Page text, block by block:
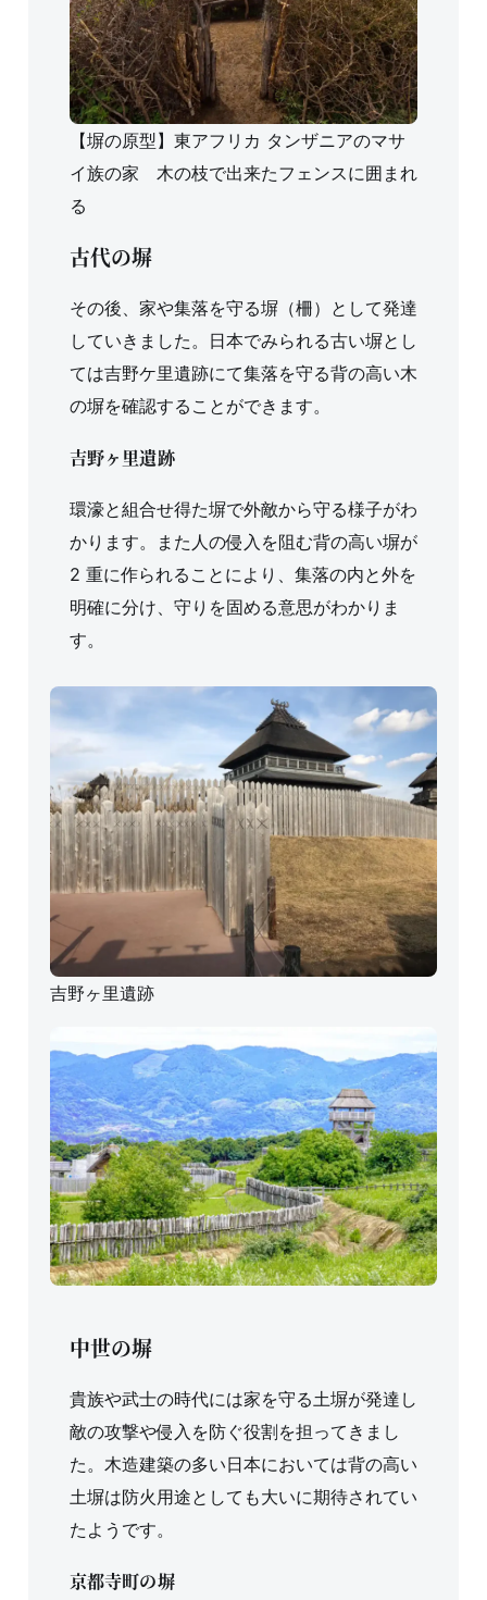
【塀の原型】東アフリカ タンザニアのマサ
イ族の家 木の枝で出来たフェンスに囲まれ
る
古代の塀
その後、家や集落を守る塀（柵）として発達
していきました。日本でみられる古い塀とし
ては吉野ケ里遺跡にて集落を守る背の高い木
の塀を確認することができます。
吉野ヶ里遺跡
環濠と組合せ得た塀で外敵から守る様子がわ
かります。また人の侵入を阻む背の高い塀が
2 重に作られることにより、集落の内と外を
明確に分け、守りを固める意思がわかりま
す。
吉野ヶ里遺跡
中世の塀
貴族や武士の時代には家を守る土塀が発達し
敵の攻撃や侵入を防ぐ役割を担ってきまし
た。木造建築の多い日本においては背の高い
土塀は防火用途としても大いに期待されてい
たようです。
京都寺町の塀